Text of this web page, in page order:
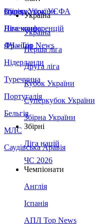
Збірна України
Італія
Німеччина
Франція
Нідерланди
Туреччина
Португалія
Бельгія
МЛС
Саудівська Аравія
Суперкубок УЄФА
Ліга конференцій
ЛЧ - Top News
Україна
Україна
Перша ліга
Друга ліга
Кубок України
Суперкубок України
Збірна України
Збірні
Ліга націй
ЧС 2026
Чемпіонати
Англія
Іспанія
АПЛ Top News